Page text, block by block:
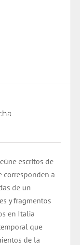
escritos de
corresponden a
de un
y fragmentos
en Italia
que
de la